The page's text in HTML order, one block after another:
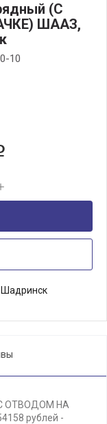
(С
ШААЗ,
10
ОТВОДОМ НА
рублей -